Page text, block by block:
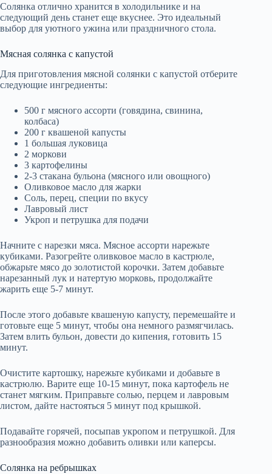
Солянка отлично хранится в холодильнике и на
следующий день станет еще вкуснее. Это идеальный
выбор для уютного ужина или праздничного стола.
Мясная солянка с капустой
Для приготовления мясной солянки с капустой отберите
следующие ингредиенты:
500 г мясного ассорти (говядина, свинина,
колбаса)
200 г квашеной капусты
1 большая луковица
2 моркови
3 картофелины
2-3 стакана бульона (мясного или овощного)
Оливковое масло для жарки
Соль, перец, специи по вкусу
Лавровый лист
Укроп и петрушка для подачи
Начните с нарезки мяса. Мясное ассорти нарежьте
кубиками. Разогрейте оливковое масло в кастрюле,
обжарьте мясо до золотистой корочки. Затем добавьте
нарезанный лук и натертую морковь, продолжайте
жарить еще 5-7 минут.
После этого добавьте квашеную капусту, перемешайте и
готовьте еще 5 минут, чтобы она немного размягчилась.
Затем влить бульон, довести до кипения, готовить 15
минут.
Очистите картошку, нарежьте кубиками и добавьте в
кастрюлю. Варите еще 10-15 минут, пока картофель не
станет мягким. Приправьте солью, перцем и лавровым
листом, дайте настояться 5 минут под крышкой.
Подавайте горячей, посыпав укропом и петрушкой. Для
разнообразия можно добавить оливки или каперсы.
Солянка на ребрышках